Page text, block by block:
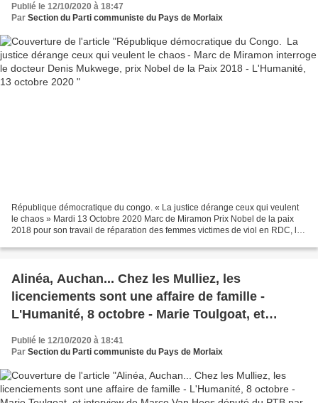
octobre 2020
Publié le 12/10/2020 à 18:47
Par Section du Parti communiste du Pays de Morlaix
République démocratique du congo. « La justice dérange ceux qui veulent
le chaos » Mardi 13 Octobre 2020 Marc de Miramon Prix Nobel de la paix
2018 pour son travail de réparation des femmes victimes de viol en RDC, le
Alinéa, Auchan... Chez les Mulliez, les
licenciements sont une affaire de famille -
L'Humanité, 8 octobre - Marie Toulgoat, et
interview de Marco Van Hees député du PTB par
Cyprien Boganda
Publié le 12/10/2020 à 18:41
Par Section du Parti communiste du Pays de Morlaix